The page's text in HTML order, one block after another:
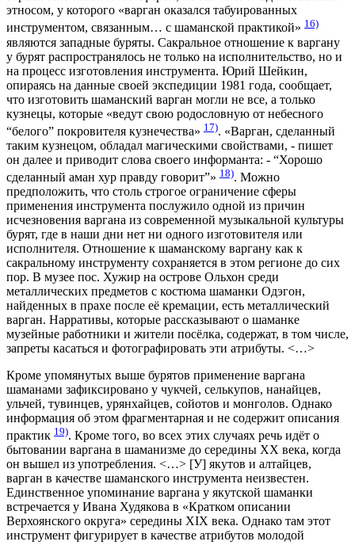
этносом, у которого «варган оказался табуированных
инструментом, связанным… с шаманской практикой» 16)
являются западные буряты. Сакральное отношение к варгану
у бурят распространялось не только на исполнительство, но и
на процесс изготовления инструмента. Юрий Шейкин,
опираясь на данные своей экспедиции 1981 года, сообщает,
что изготовить шаманский варган могли не все, а только
кузнецы, которые «ведут свою родословную от небесного
“белого” покровителя кузнечества» 17). «Варган, сделанный
таким кузнецом, обладал магическими свойствами, - пишет
он далее и приводит слова своего информанта: - “Хорошо
сделанный аман хур правду говорит”» 18). Можно
предположить, что столь строгое ограничение сферы
применения инструмента послужило одной из причин
исчезновения варгана из современной музыкальной культуры
бурят, где в наши дни нет ни одного изготовителя или
исполнителя. Отношение к шаманскому варгану как к
сакральному инструменту сохраняется в этом регионе до сих
пор. В музее пос. Хужир на острове Ольхон среди
металлических предметов с костюма шаманки Одэгон,
найденных в прахе после её кремации, есть металлический
варган. Нарративы, которые рассказывают о шаманке
музейные работники и жители посёлка, содержат, в том числе,
запреты касаться и фотографировать эти атрибуты. <…>
Кроме упомянутых выше бурятов применение варгана
шаманами зафиксировано у чукчей, селькупов, нанайцев,
ульчей, тувинцев, урянхайцев, сойотов и монголов. Однако
информация об этом фрагментарная и не содержит описания
практик 19). Кроме того, во всех этих случаях речь идёт о
бытовании варгана в шаманизме до середины XX века, когда
он вышел из употребления. <…> [У] якутов и алтайцев,
варган в качестве шаманского инструмента неизвестен.
Единственное упоминание варгана у якутской шаманки
встречается у Ивана Худякова в «Кратком описании
Верхоянского округа» середины XIX века. Однако там этот
инструмент фигурирует в качестве атрибутов молодой